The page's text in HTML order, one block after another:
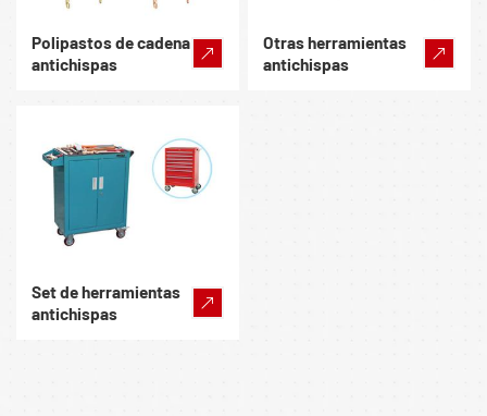
Polipastos de cadena
antichispas
Otras herramientas
antichispas
Set de herramientas
antichispas